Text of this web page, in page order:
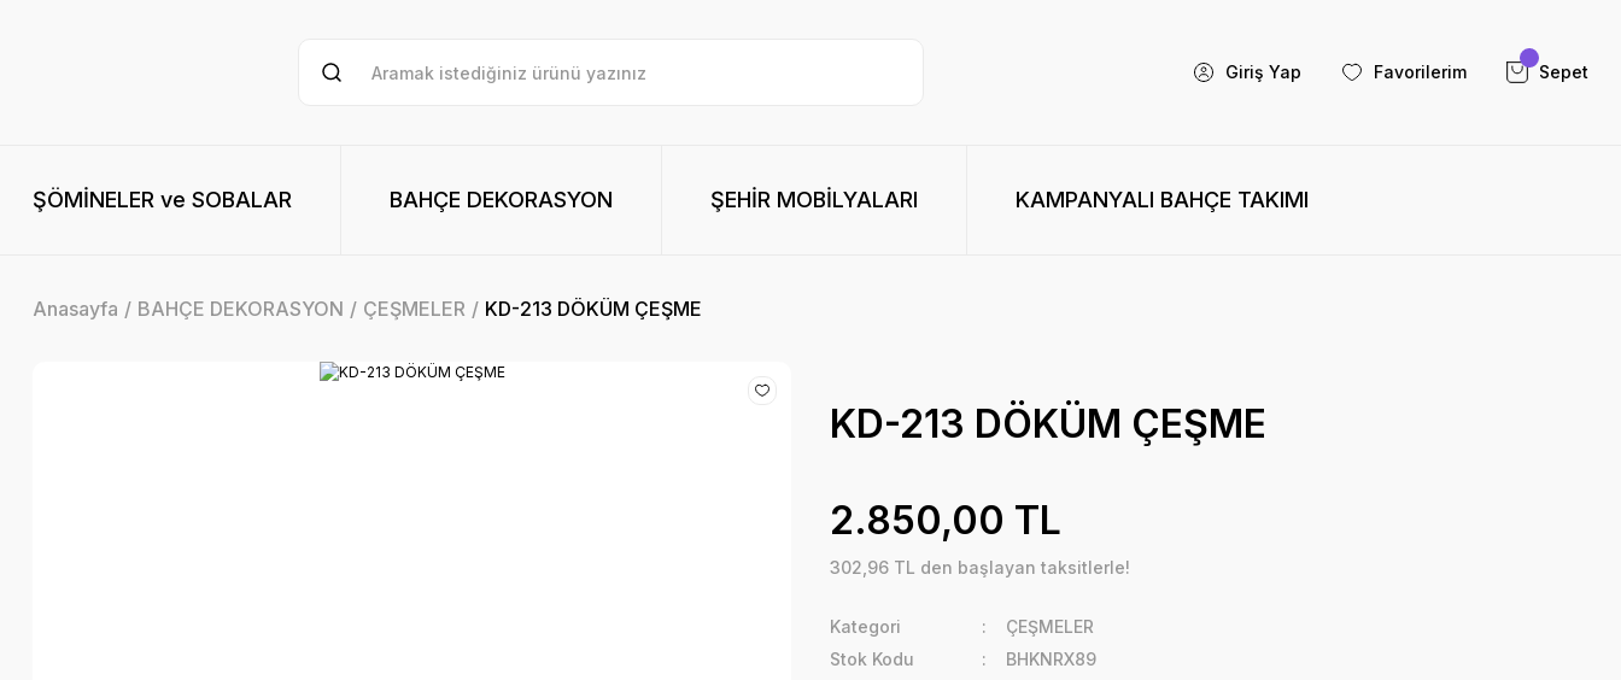
Giriş Yap Favorilerim Sepet
ŞÖMİNELER ve SOBALAR BAHÇE DEKORASYON ŞEHİR MOBİLYALARI KAMPANYALI BAHÇE TAKIMI
Anasayfa BAHÇE DEKORASYON ÇEŞMELER KD-213 DÖKÜM ÇEŞME
KD-213 DÖKÜM ÇEŞME
2.850,00 TL
302,96 TL den başlayan taksitlerle!
Kategori
ÇEŞMELER
Stok Kodu
BHKNRX89